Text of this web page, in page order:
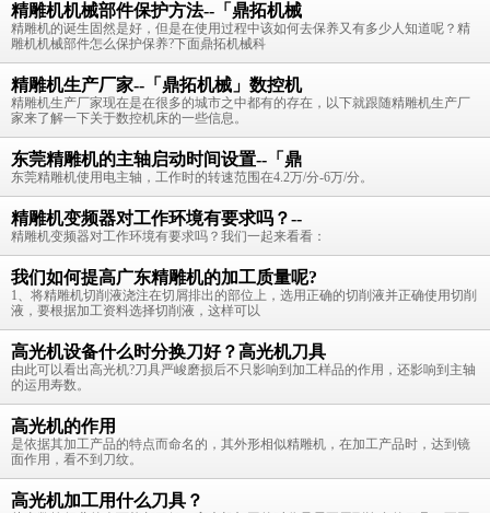
精雕机机械部件保护方法--「鼎拓机械
精雕机的诞生固然是好，但是在使用过程中该如何去保养又有多少人知道呢？精
雕机机械部件怎么保护保养?下面鼎拓机械科
精雕机生产厂家--「鼎拓机械」数控机
精雕机生产厂家现在是在很多的城市之中都有的存在，以下就跟随精雕机生产厂
家来了解一下关于数控机床的一些信息。
东莞精雕机的主轴启动时间设置--「鼎
东莞精雕机使用电主轴，工作时的转速范围在4.2万/分-6万/分。
精雕机变频器对工作环境有要求吗？--
精雕机变频器对工作环境有要求吗？我们一起来看看：
我们如何提高广东精雕机的加工质量呢?
1、将精雕机切削液浇注在切屑排出的部位上，选用正确的切削液并正确使用切削
液，要根据加工资料选择切削液，这样可以
高光机设备什么时分换刀好？高光机刀具
由此可以看出高光机?刀具严峻磨损后不只影响到加工样品的作用，还影响到主轴
的运用寿数。
高光机的作用
是依据其加工产品的特点而命名的，其外形相似精雕机，在加工产品时，达到镜
面作用，看不到刀纹。
高光机加工用什么刀具？